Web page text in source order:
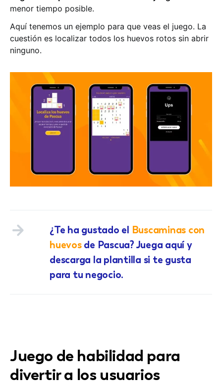
menor tiempo posible.
Aquí tenemos un ejemplo para que veas el juego. La
cuestión es localizar todos los huevos rotos sin abrir
ninguno.
¿Te ha gustado el Buscaminas con
huevosde Pascua? Juega aquí y
descarga la plantilla si te gusta
para tu negocio.
Juego de habilidad para
divertir a los usuarios